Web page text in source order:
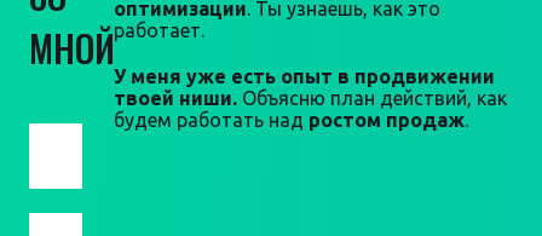
МНОЙ
оптимизации. Ты узнаешь, как это
работает.
У меня уже есть опыт в продвижении
твоей ниши. Объясню план действий, как
будем работать над ростом продаж.